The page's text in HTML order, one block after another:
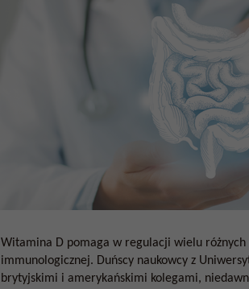
Witamina D pomaga w regulacji wielu
immunologicznej. Duńscy naukowcy z
brytyjskimi i amerykańskimi kolegami,